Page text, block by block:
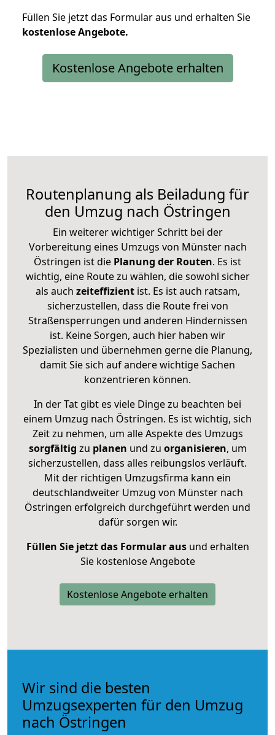
Füllen Sie jetzt das Formular aus und erhalten Sie
kostenloseAngebote.
Kostenlose Angebote erhalten
Routenplanung als Beiladung für
den Umzug nach Östringen
Ein weiterer wichtiger Schritt bei der
Vorbereitung eines Umzugs von Münster nach
Östringen ist die Planung der Routen. Es ist
wichtig, eine Route zu wählen, die sowohl sicher
als auch zeiteffizientist. Es ist auch ratsam,
sicherzustellen, dass die Route frei von
Straßensperrungen und anderen Hindernissen
ist. Keine Sorgen, auch hier haben wir
Spezialisten und übernehmen gerne die Planung,
damit Sie sich auf andere wichtige Sachen
konzentrieren können.
In der Tat gibt es viele Dinge zu beachten bei
einem Umzug nach Östringen. Es ist wichtig, sich
Zeit zu nehmen, um alle Aspekte des Umzugs
sorgfältig zu planen und zu organisieren, um
sicherzustellen, dass alles reibungslos verläuft.
Mit der richtigen Umzugsfirma kann ein
deutschlandweiter Umzug von Münster nach
Östringen erfolgreich durchgeführt werden und
dafür sorgen wir.
Füllen Sie jetzt das Formular ausund erhalten
Sie kostenlose Angebote
Kostenlose Angebote erhalten
Wir sind die besten
Umzugsexperten für den Umzug
nach Östringen